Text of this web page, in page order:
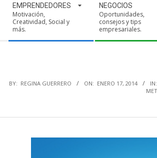
Navigation
Menu
EMPRENDEDORES
Motivación,
Creatividad, Social y
más.
NEGOCIOS
Oportunidades,
consejos y tips
empresariales.
BY: REGINA GUERRERO ON: ENERO 17, 2014 IN: